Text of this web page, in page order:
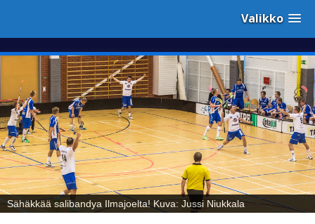
Valikko
Sähäkkää salibandya Ilmajoelta! Kuva: Jussi Niukkala